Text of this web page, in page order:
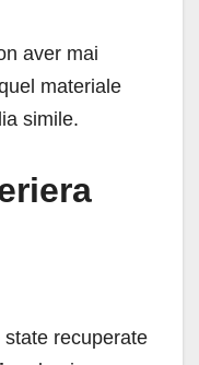
aver mai
materiale
simile.
recuperate